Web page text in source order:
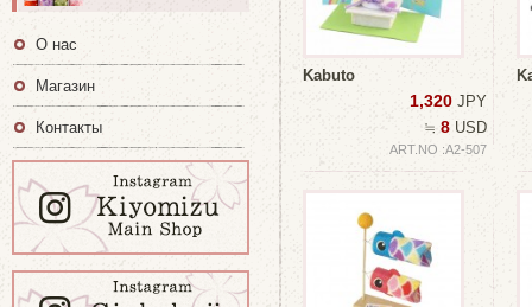
Kabuto
1,320 JPY
≒ 8 USD
ART.NO :A2-507
О нас
Магазин
Контакты